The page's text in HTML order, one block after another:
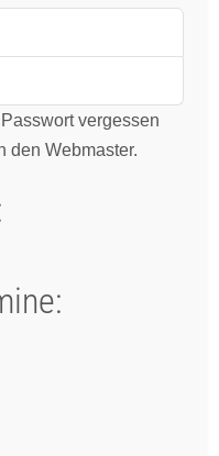
vergessen
den Webmaster.